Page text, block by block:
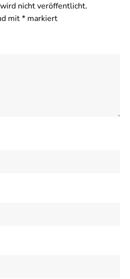
nicht veröffentlicht.
mit* markiert